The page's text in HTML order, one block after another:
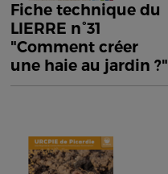
Fiche technique du
LIERRE n°31
"Comment créer
une haie au jardin ?"